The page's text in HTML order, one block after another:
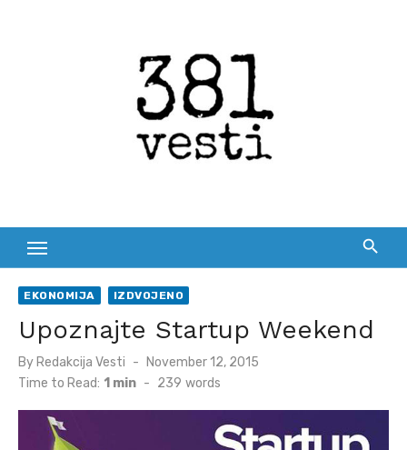
EKONOMIJA IZDVOJENO
Upoznajte Startup Weekend
By Redakcija Vesti
Posted
on
November 12, 2015
Time to Read: 1 min - 239 words